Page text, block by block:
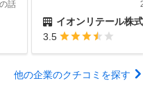
話
イオンリテール株式
3.5
他の企業のクチコミを探す